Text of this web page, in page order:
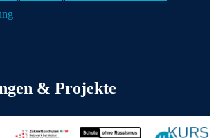
& Projekte